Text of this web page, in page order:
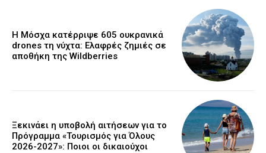
Η Μόσχα κατέρριψε 605 ουκρανικά
drones τη νύχτα: Ελαφρές ζημιές σε
αποθήκη της Wildberries
Ξεκινάει η υποβολή αιτήσεων για το
Πρόγραμμα «Τουρισμός για Όλους
2026-2027»: Ποιοι οι δικαιούχοι